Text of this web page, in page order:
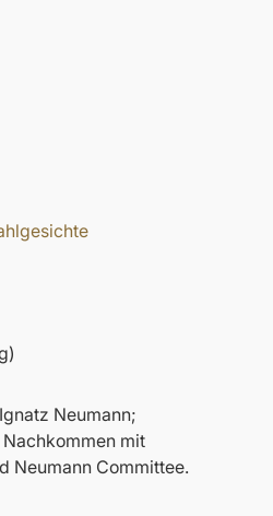
Neumann;
mit
Neumann Committee.